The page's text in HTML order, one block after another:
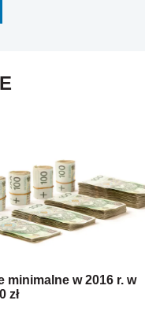
minimalne w 2016 r. w
zł